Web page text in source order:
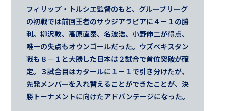
フィリップ・トルシエ監督のもと、グループリーグ
の初戦では前回王者のサウジアラビアに４－１の勝
利。柳沢敦、高原直泰、名波浩、小野伸二が得点、
唯一の失点もオウンゴールだった。ウズベキスタン
戦も８－１と大勝した日本は２試合で首位突破が確
定。３試合目はカタールに１－１で引き分けたが、
先発メンバーを入れ替えることができたことが、決
勝トーナメントに向けたアドバンテージになった。